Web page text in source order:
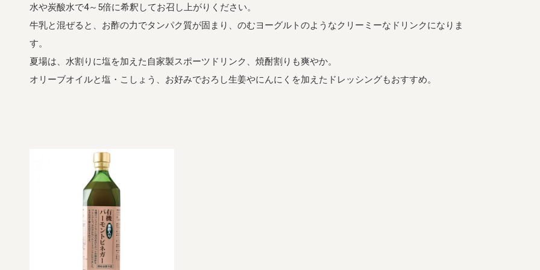
水や炭酸水で4～5倍に希釈してお召し上がりください。
牛乳と混ぜると、お酢の力でタンパク質が固まり、のむヨーグルトのようなクリーミーなドリンクになりま
す。
夏場は、水割りに塩を加えた自家製スポーツドリンク、焼酎割りも爽やか。
オリーブオイルと塩・こしょう、お好みでおろし生姜やにんにくを加えたドレッシングもおすすめ。